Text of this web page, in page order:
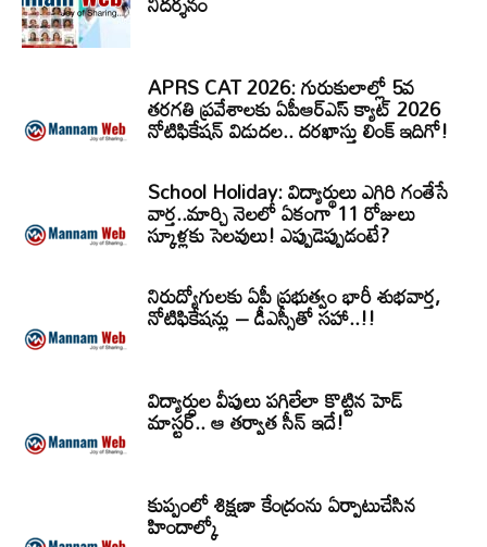
APRS CAT 2026: గురుకులాల్లో 5వ
తరగతి ప్రవేశాలకు ఏపీఆర్‌ఎస్‌ క్యాట్‌ 2026
నోటిఫికేషన్‌ విడుదల.. దరఖాస్తు లింక్‌ ఇదిగో!
School Holiday: విద్యార్థులు ఎగిరి గంతేసే
వార్త..మార్చి నెలలో ఏకంగా 11 రోజులు
స్కూళ్లకు సెలవులు! ఎప్పుడెప్పుడంటే?
నిరుద్యోగులకు ఏపీ ప్రభుత్వం భారీ శుభవార్త,
నోటిఫికేషన్లు – డీఎస్సీతో సహా..!!
విద్యార్ధుల వీపులు పగిలేలా కొట్టిన హెడ్
మాస్టర్.. ఆ తర్వాత సీన్‌ ఇదే!
కుప్పంలో శిక్షణా కేంద్రంను ఏర్పాటుచేసిన
హిందాల్కో